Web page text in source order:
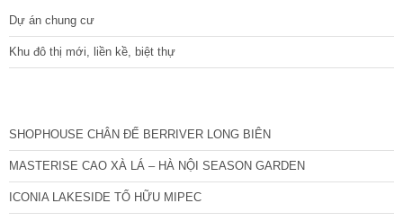
Dự án chung cư
Khu đô thị mới, liền kề, biệt thự
SHOPHOUSE CHÂN ĐẾ BERRIVER LONG BIÊN
MASTERISE CAO XÀ LÁ – HÀ NỘI SEASON GARDEN
ICONIA LAKESIDE TỐ HỮU MIPEC